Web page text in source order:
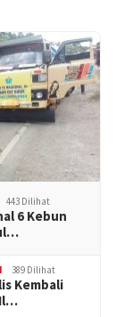
443 Dilihat
6 Kebun
389 Dilihat
Kembali
Il…